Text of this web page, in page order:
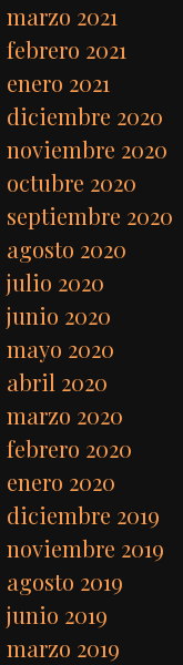
marzo 2021
febrero 2021
enero 2021
diciembre 2020
noviembre 2020
octubre 2020
septiembre 2020
agosto 2020
julio 2020
junio 2020
mayo 2020
abril 2020
marzo 2020
febrero 2020
enero 2020
diciembre 2019
noviembre 2019
agosto 2019
junio 2019
marzo 2019